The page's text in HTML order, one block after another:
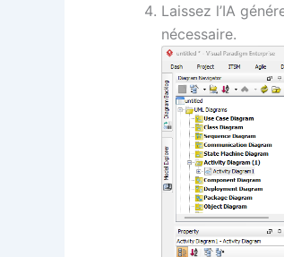
Laissez l’IA
nécessaire.